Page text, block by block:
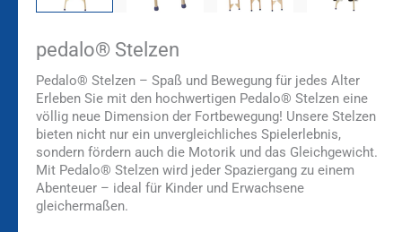
pedalo® Stelzen
Pedalo® Stelzen – Spaß und Bewegung für jedes Alter
Erleben Sie mit den hochwertigen Pedalo® Stelzen eine
völlig neue Dimension der Fortbewegung! Unsere Stelzen
bieten nicht nur ein unvergleichliches Spielerlebnis,
sondern fördern auch die Motorik und das Gleichgewicht.
Mit Pedalo® Stelzen wird jeder Spaziergang zu einem
Abenteuer – ideal für Kinder und Erwachsene
gleichermaßen.